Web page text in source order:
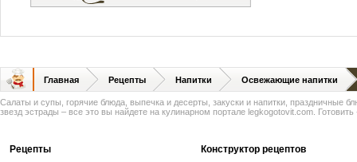
Главная Рецепты Напитки Освежающие напитки
Салаты и супы, горячие блюда, выпечка и десерты, закуски и напитки, праздничные
звезд эстрады – все это вы найдете на кулинарном портале legkogotovit.com. Готовить
Рецепты Конструктор рецептов